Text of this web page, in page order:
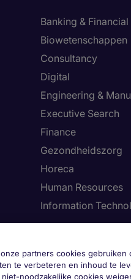
Banking &
Biowetenschappen
Consultancy
Digital
Engineering &
Executive Search
Finance
Gezondheidszorg
Horeca
Human Resources
Information
partners cookies gebruiken
te verbeteren en inhoud te
noodzakelijke cookies